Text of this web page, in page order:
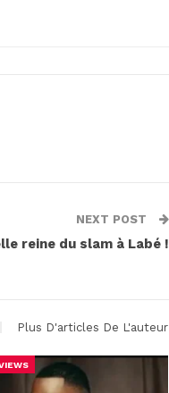
NEXT POST
reine du slam à Labé !
Plus D'articles De L'auteur